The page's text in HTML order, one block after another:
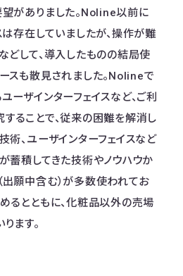
望がありました。Noline以前に
存在していましたが、操作が難
どして、導入したものの結局使
スも散見されました。Nolineで
ーザインターフェイスなど、ご利
ることで、従来の困難を解消し
術、ユーザインターフェイスなど
蓄積してきた技術やノウハウか
願中含む）が多数使われてお
るとともに、化粧品以外の売場
ます。